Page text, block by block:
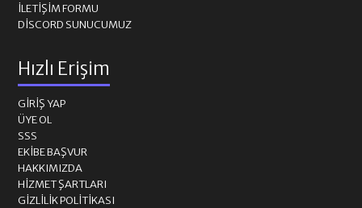
İLETIŞIM FORMU
DISCORD SUNUCUMUZ
Hızlı Erişim
GIRIŞ YAP
ÜYE OL
SSS
EKIBE BAŞVUR
HAKKIMIZDA
HIZMET ŞARTLARI
GIZLILIK POLITIKASI